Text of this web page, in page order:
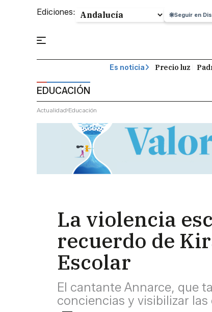
Ediciones: Seguir en
Es noticia Precio luz
EDUCACIÓN
Actualidad Educación
La violencia
recuerdo de
Escolar
El cantante Annarce, que
conciencias y visibilizar